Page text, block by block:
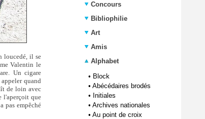
loucedé, il se
Valentin le
Un cigare
quand
de loin avec
l'aperçoit que
pas empêché
Concours
Bibliophilie
Art
Amis
Alphabet
• Block
• Abécédaires brodés
• Initiales
• Archives nationales
• Au point de croix